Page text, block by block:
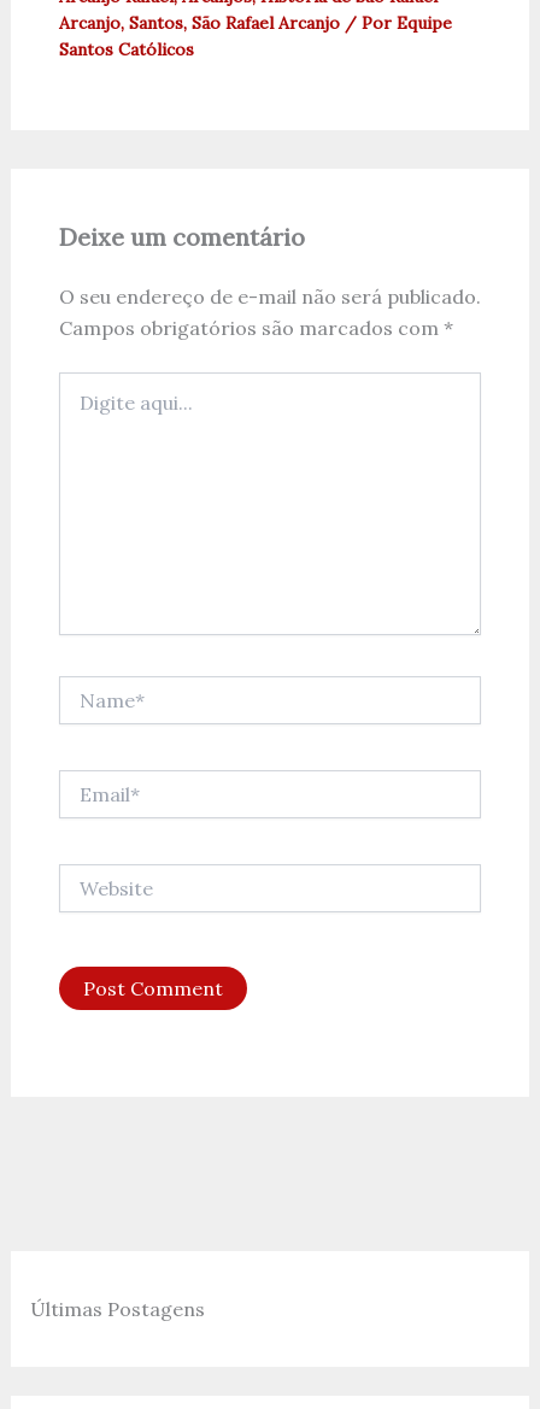
Arcanjo, Santos, São Rafael Arcanjo/ Por Equipe
Santos Católicos
Deixe um comentário
O seu endereço de e-mail não será publicado.
Campos obrigatórios são marcados com *
aqui...
Últimas Postagens